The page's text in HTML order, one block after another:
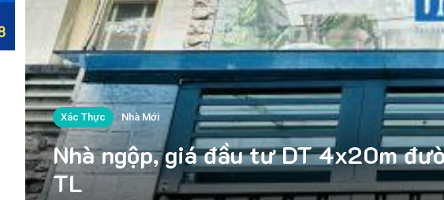
Xác Thực Nhà Mới
Nhà ngộp, giá đầu tư DT 4x20m
TL